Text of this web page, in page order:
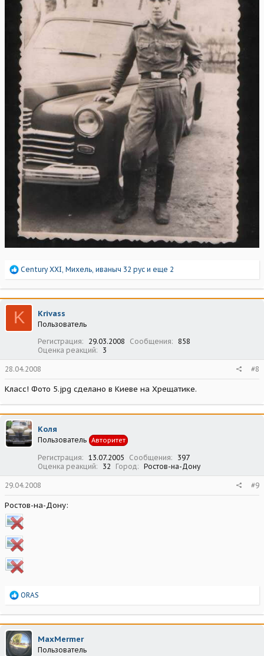
Р
а
к
ц
и
и
Century XXI Михель иваныч 32 рус и еще 2
K Krivass
Пользователь
Регистрация
29.03.2008 Сообщения
858
Оценка реакций
3
28.04.2008 #8
Класс! Фото 5.jpg сделано в Киеве на Хрещатике.
Коля
Пользователь Авторитет
Регистрация 13.07.2005 Сообщения
397
Оценка реакций
32 Город Ростов-на-Дону
29.04.2008 #9
Ростов-на-Дону:
Р
а
к
ц
и
и
ORAS
MaxMermer
Пользователь